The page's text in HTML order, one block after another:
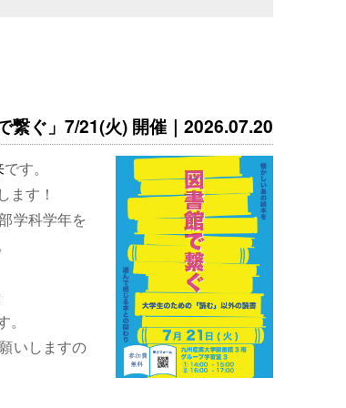
繋ぐ」7/21(火) 開催｜2026.07.20
です。
ます！
学科学年を
いしますの